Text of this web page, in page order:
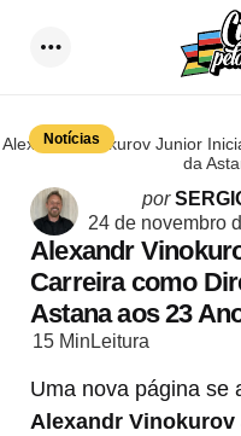
Notícias
Alexandr Vinokurov Junior
da
Postado
por
por
24 de novembro
Alexandr
Carreira como
Astana aos 23
15 Min Leitura
Uma nova página se
Alexandr